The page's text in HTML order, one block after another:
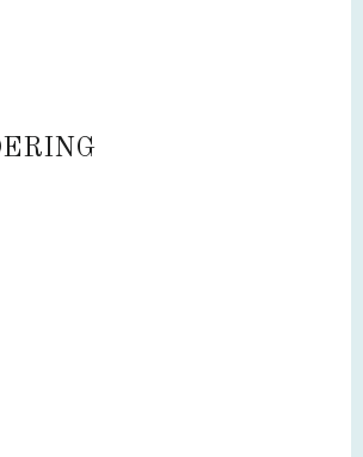
synes at være i bevægelse.